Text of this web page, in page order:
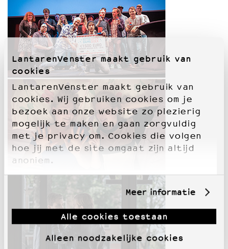
LantarenVenster maakt gebruik van
cookies
LantarenVenster maakt gebruik van
cookies. Wij gebruiken cookies om je
bezoek aan onze website zo plezierig
mogelijk te maken en gaan zorgvuldig
met je privacy om. Cookies die volgen
hoe jij met de site omgaat zijn altijd
anoniem.
Meer informatie
Alle cookies toestaan
Alleen noodzakelijke cookies